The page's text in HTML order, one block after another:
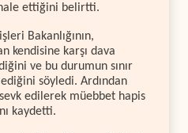
ettiğini belirtti.
Bakanlığının,
kendisine karşı dava
ve bu durumun sınır
söyledi. Ardından
edilerek müebbet hapis
kaydetti.